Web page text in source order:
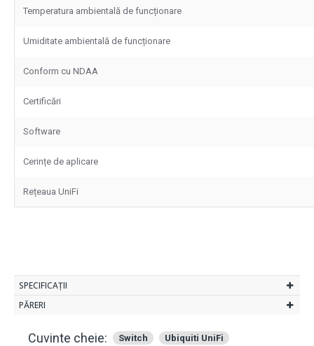
Temperatura ambientală de funcționare
Umiditate ambientală de funcționare
Conform cu NDAA
Certificări
Software
Cerințe de aplicare
Rețeaua UniFi
SPECIFICAȚII
PĂRERI
Cuvinte cheie: Switch Ubiquiti UniFi